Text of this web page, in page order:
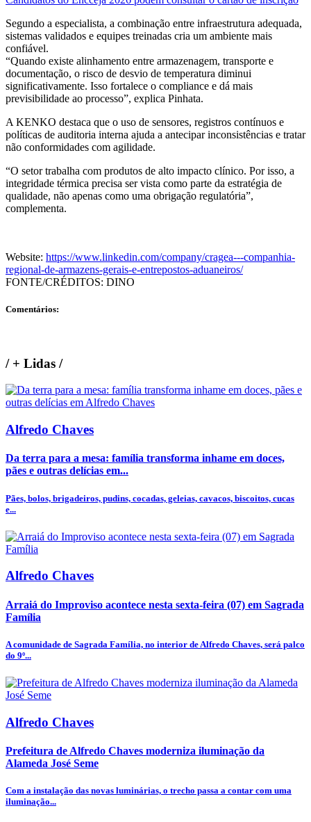
Segundo a especialista, a combinação entre infraestrutura adequada,
sistemas validados e equipes treinadas cria um ambiente mais
confiável.
“Quando existe alinhamento entre armazenagem, transporte e
documentação, o risco de desvio de temperatura diminui
significativamente. Isso fortalece o compliance e dá mais
previsibilidade ao processo”, explica Pinhata.
A KENKO destaca que o uso de sensores, registros contínuos e
políticas de auditoria interna ajuda a antecipar inconsistências e tratar
não conformidades com agilidade.
“O setor trabalha com produtos de alto impacto clínico. Por isso, a
integridade térmica precisa ser vista como parte da estratégia de
qualidade, não apenas como uma obrigação regulatória”,
complementa.
Website: https://www.linkedin.com/company/cragea---companhia-
regional-de-armazens-gerais-e-entrepostos-aduaneiros/
FONTE/CRÉDITOS: DINO
Comentários:
/+ Lidas /
Alfredo Chaves
Da terra para a mesa: família transforma inhame em doces,
pães e outras delícias em...
Pães, bolos, brigadeiros, pudins, cocadas, geleias, cavacos, biscoitos, cucas
e...
Alfredo Chaves
Arraiá do Improviso acontece nesta sexta-feira (07) em Sagrada
Família
A comunidade de Sagrada Família, no interior de Alfredo Chaves, será palco
do 9º...
Alfredo Chaves
Prefeitura de Alfredo Chaves moderniza iluminação da
Alameda José Seme
Com a instalação das novas luminárias, o trecho passa a contar com uma
iluminação...